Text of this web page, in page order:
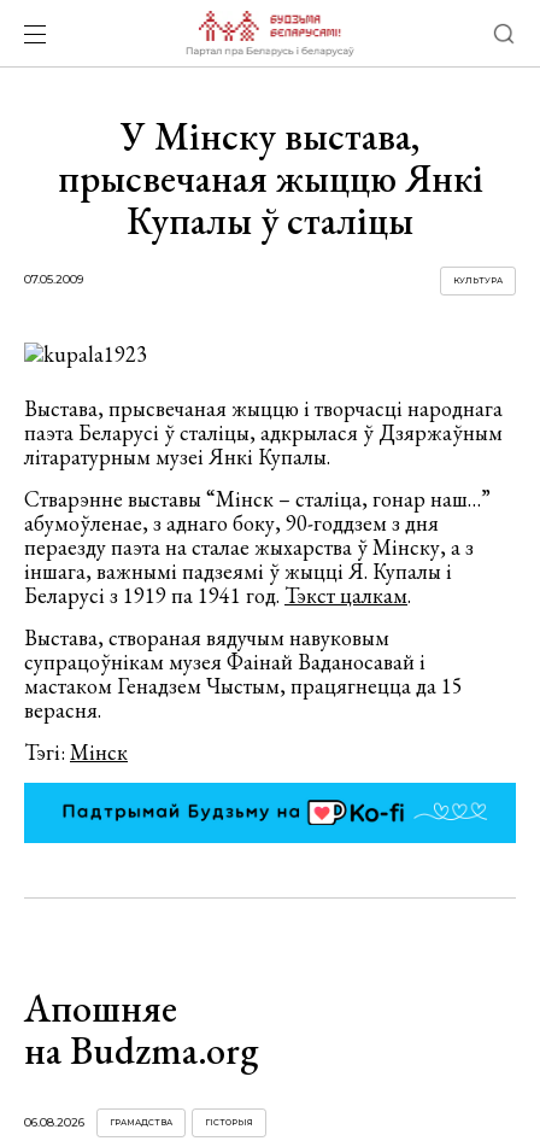
У Мінску выстава,
прысвечаная жыццю Янкі
Купалы ў сталіцы
07.05.2009 КУЛЬТУРА
Выстава, прысвечаная жыццю і творчасці народнага
паэта Беларусі ў сталіцы, адкрылася ў Дзяржаўным
літаратурным музеі Янкі Купалы.
Стварэнне выставы “Мінск – сталіца, гонар наш…”
абумоўленае, з аднаго боку, 90-годдзем з дня
пераезду паэта на сталае жыхарства ў Мінску, а з
іншага, важнымі падзеямі ў жыцці Я. Купалы і
Беларусі з 1919 па 1941 год. Тэкст цалкам.
Выстава, створаная вядучым навуковым
супрацоўнікам музея Фаінай Ваданосавай і
мастаком Генадзем Чыстым, працягнецца да 15
верасня.
Тэгі: Мінск
Апошняе
на Budzma.org
06.08.2026 ГРАМАДСТВА ГІСТОРЫЯ